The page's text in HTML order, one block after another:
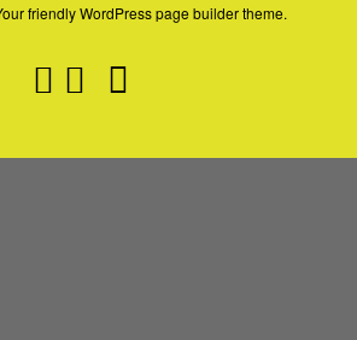
friendly WordPress page builder theme.